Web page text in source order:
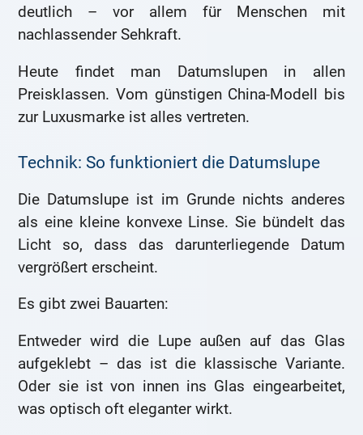
deutlich – vor allem für Menschen mit
nachlassender Sehkraft.
Heute findet man Datumslupen in allen
Preisklassen. Vom günstigen China-Modell bis
zur Luxusmarke ist alles vertreten.
Technik: So funktioniert die Datumslupe
Die Datumslupe ist im Grunde nichts anderes
als eine kleine konvexe Linse. Sie bündelt das
Licht so, dass das darunterliegende Datum
vergrößert erscheint.
Es gibt zwei Bauarten:
Entweder wird die Lupe außen auf das Glas
aufgeklebt – das ist die klassische Variante.
Oder sie ist von innen ins Glas eingearbeitet,
was optisch oft eleganter wirkt.